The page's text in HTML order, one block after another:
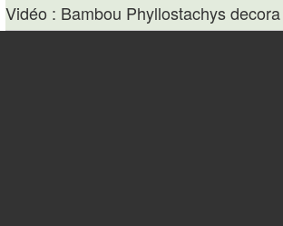
Vidéo : Bambou Phyllostachys decora